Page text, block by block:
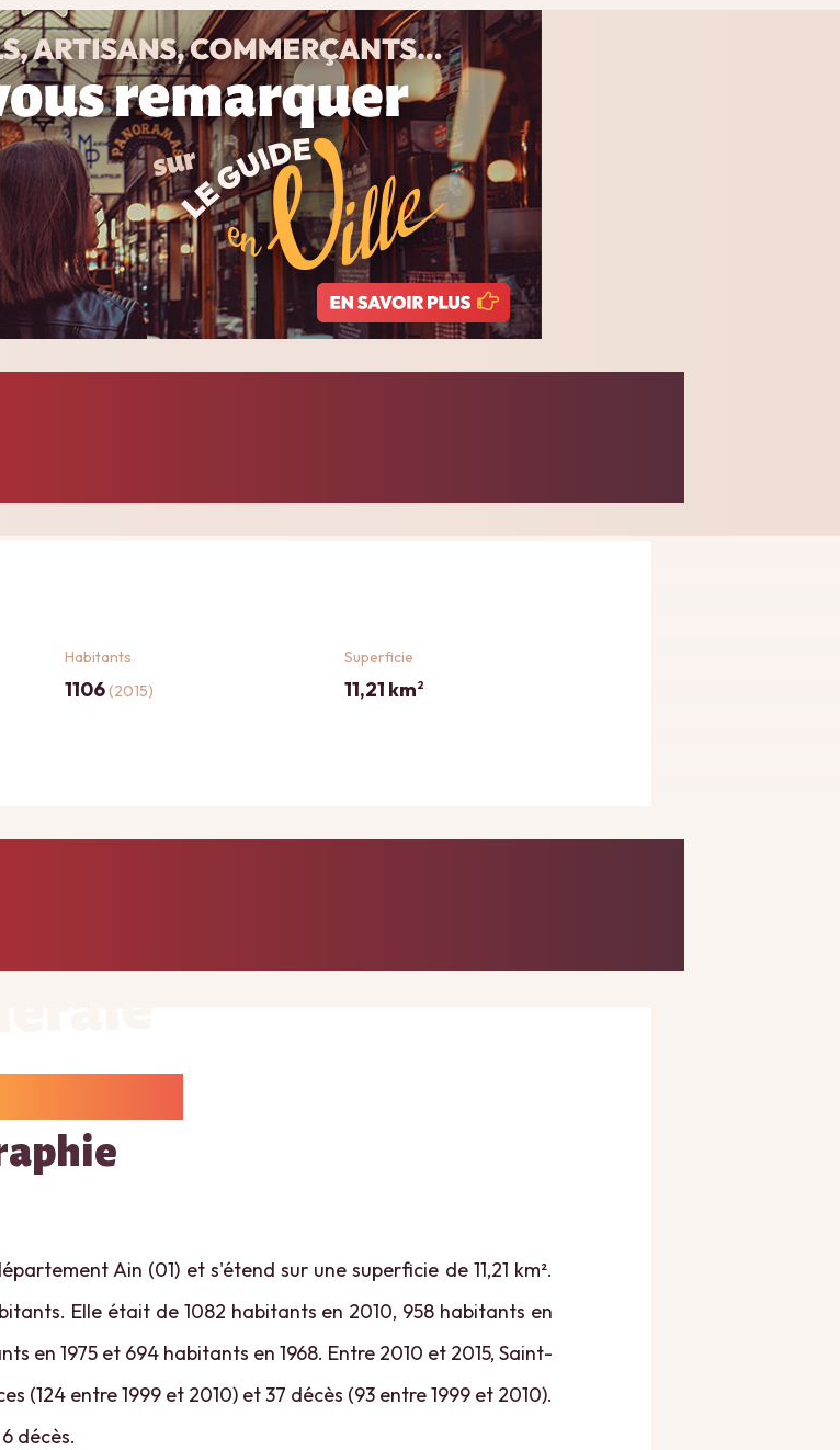
Habitants
1106(2015)
Superficie
11,21 km2
Ain (01) et s'étend sur une superficie de 11,21 km².
Elle était de 1082 habitants en 2010, 958 habitants en
en 1975 et 694 habitants en 1968. Entre 2010 et 2015, Saint-
(124 entre 1999 et 2010) et 37 décès (93 entre 1999 et 2010).
décès.